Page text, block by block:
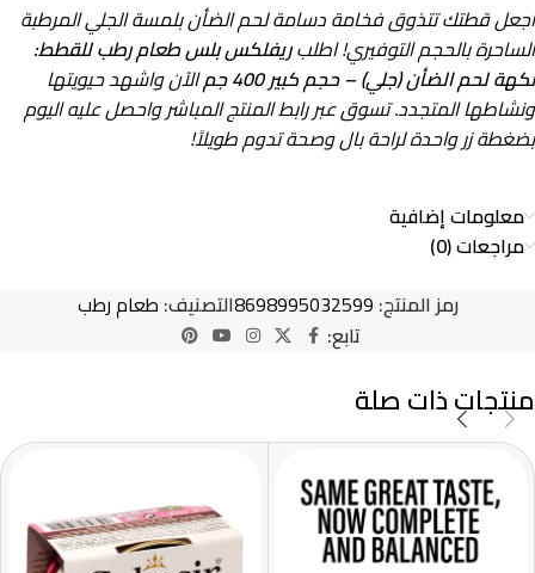
اجعل قطتك تتذوق فخامة دسامة لحم الضأن بلمسة الجلي المرطبة
الساحرة بالحجم التوفيري! اطلبريفلكس بلس طعام رطب للقطط:
نكهة لحم الضأن (جلي) – حجم كبير 400 جم
الآن واشهد حيويتها
ونشاطها المتجدد. تسوق عبر رابط المنتج المباشر واحصل عليه اليوم
بضغطة زر واحدة لراحة بال وصحة تدوم طويلاً!
معلومات إضافية
مراجعات (0)
رمز المنتج: 8698995032599التصنيف: طعام رطب
تابع:
منتجات ذات صلة